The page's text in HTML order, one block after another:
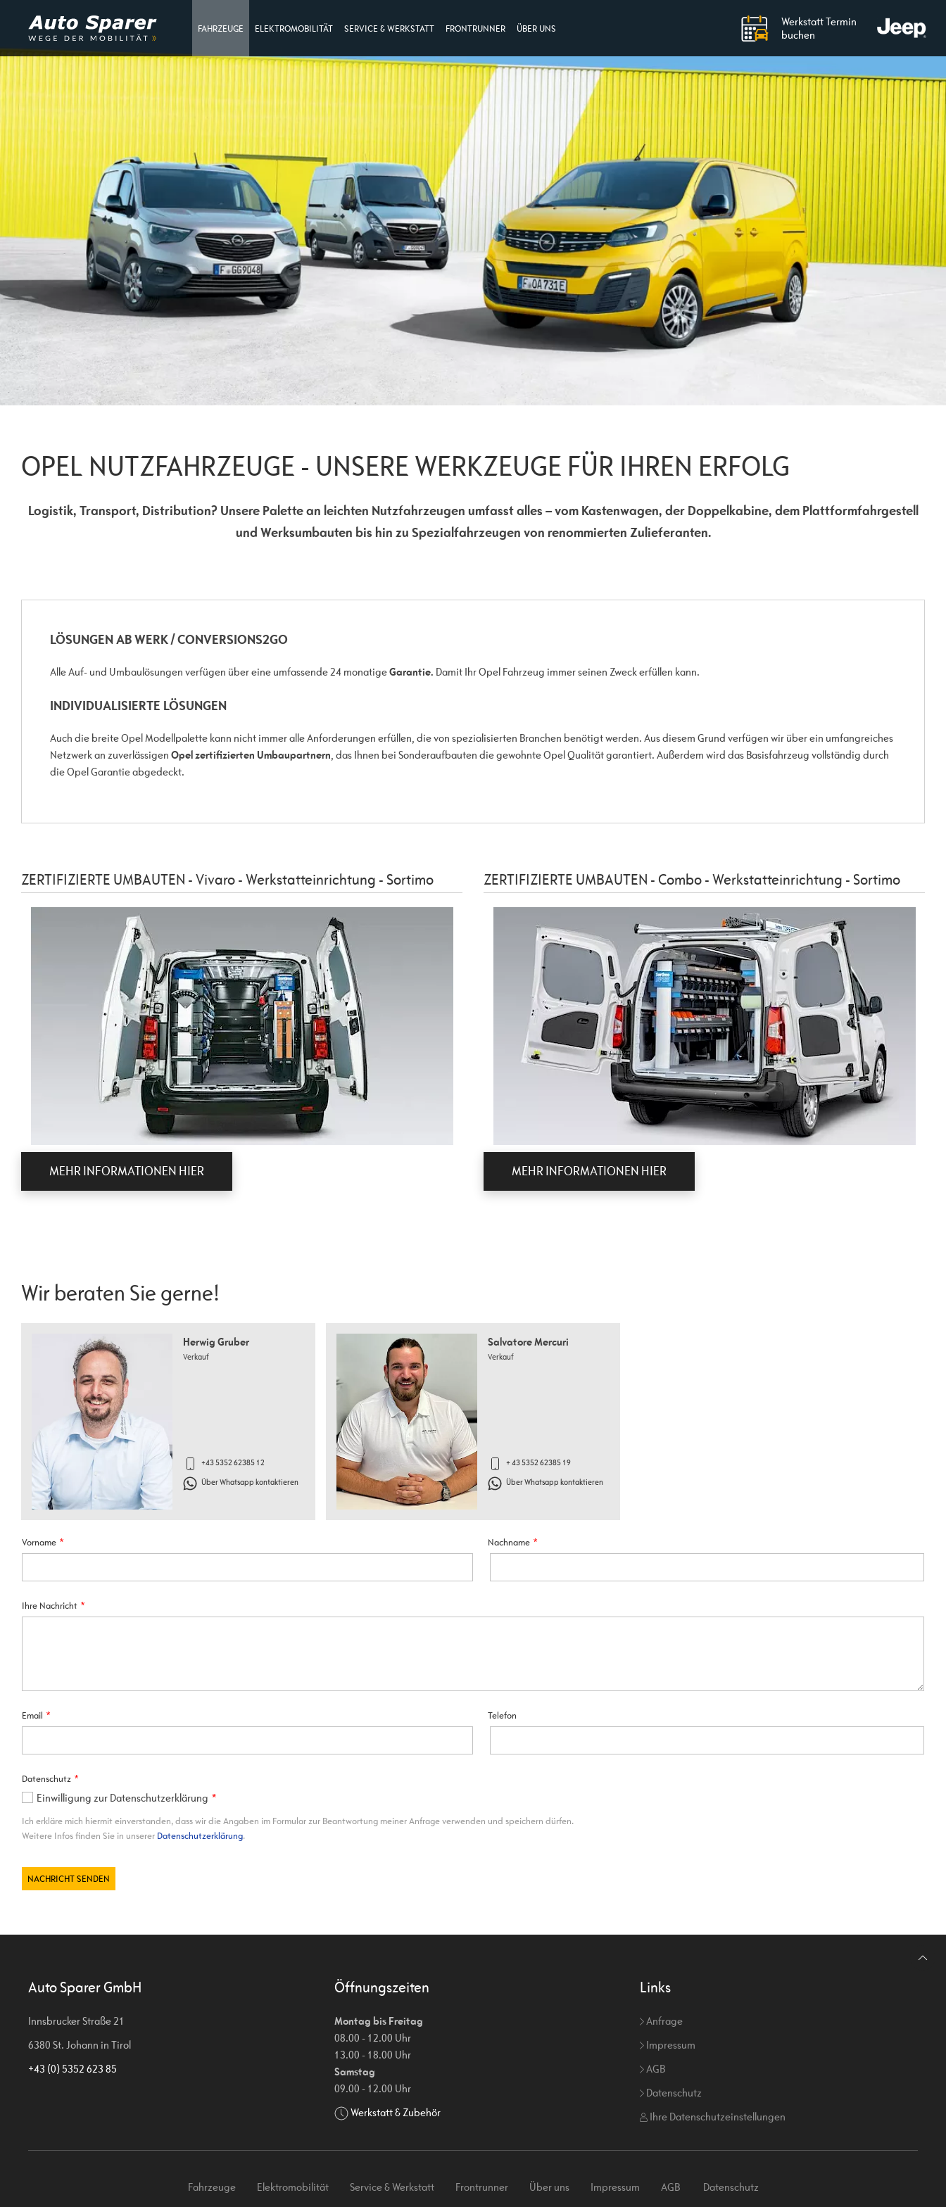
FAHRZEUGE ELEKTROMOBILITÄT SERVICE & WERKSTATT FRONTRUNNER ÜBER UNS
Werkstatt Termin
buchen
OPEL NUTZFAHRZEUGE - UNSERE WERKZEUGE FÜR IHREN ERFOLG
Logistik, Transport, Distribution? Unsere Palette an leichten Nutzfahrzeugen umfasst alles – vom Kastenwagen, der Doppelkabine, dem Plattformfahrgestell
und Werksumbauten bis hin zu Spezialfahrzeugen von renommierten Zulieferanten.
LÖSUNGEN AB WERK / CONVERSIONS2GO
Alle Auf- und Umbaulösungen verfügen über eine umfassende 24 monatigeGarantie. Damit Ihr Opel Fahrzeug immer seinen Zweck erfüllen kann.
INDIVIDUALISIERTE LÖSUNGEN
Auch die breite Opel Modellpalette kann nicht immer alle Anforderungen erfüllen, die von spezialisierten Branchen benötigt werden. Aus diesem Grund verfügen wir über ein umfangreiches
Netzwerk an zuverlässigen Opel zertifizierten Umbaupartnern, das Ihnen bei Sonderaufbauten die gewohnte Opel Qualität garantiert. Außerdem wird das Basisfahrzeug vollständig durch
die Opel Garantie abgedeckt.
ZERTIFIZIERTE UMBAUTEN - Vivaro - Werkstatteinrichtung - Sortimo
MEHR INFORMATIONEN HIER
ZERTIFIZIERTE UMBAUTEN - Combo - Werkstatteinrichtung - Sortimo
MEHR INFORMATIONEN HIER
Wir beraten Sie gerne!
Herwig Gruber
Verkauf
+43 5352 62385 12
Über Whatsapp kontaktieren
Salvatore Mercuri
Verkauf
+ 43 5352 62385 19
Über Whatsapp kontaktieren
Auto Sparer GmbH
Innsbrucker Straße 21
6380 St. Johann in Tirol
+43 (0) 5352 623 85
Öffnungszeiten
Montag bis Freitag
08.00 - 12.00 Uhr
13.00 - 18.00 Uhr
Samstag
09.00 - 12.00 Uhr
Werkstatt & Zubehör
Links
Anfrage
Impressum
AGB
Datenschutz
Ihre Datenschutzeinstellungen
Fahrzeuge Elektromobilität Service & Werkstatt Frontrunner Über uns Impressum AGB Datenschutz